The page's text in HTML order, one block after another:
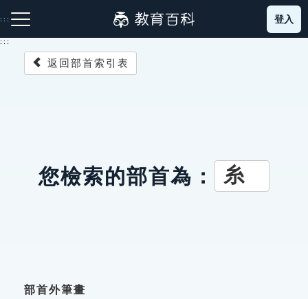
到
主
:::
成語故事
登入
:::
返回部首索引表
您檢索的部首為： 糸
部首外筆畫